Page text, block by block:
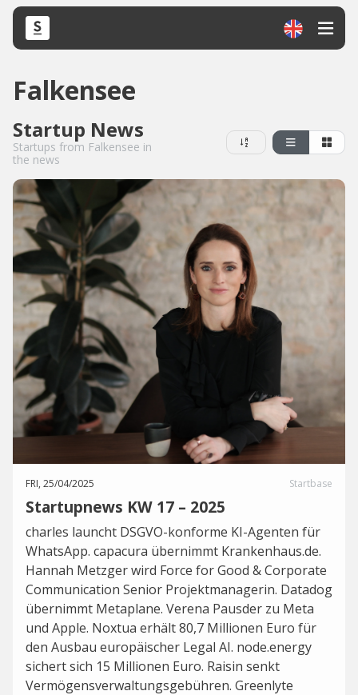
Falkensee
Startup News
Startups from Falkensee in
the news
FRI, 25/04/2025 Startbase
Startupnews KW 17 – 2025
charles launcht DSGVO-konforme KI-Agenten für
WhatsApp. capacura übernimmt Krankenhaus.de.
Hannah Metzger wird Force for Good & Corporate
Communication Senior Projektmanagerin. Datadog
übernimmt Metaplane. Verena Pausder zu Meta
und Apple. Noxtua erhält 80,7 Millionen Euro für
den Ausbau europäischer Legal AI. node.energy
sichert sich 15 Millionen Euro. Raisin senkt
Vermögensverwaltungsgebühren. Greenlyte